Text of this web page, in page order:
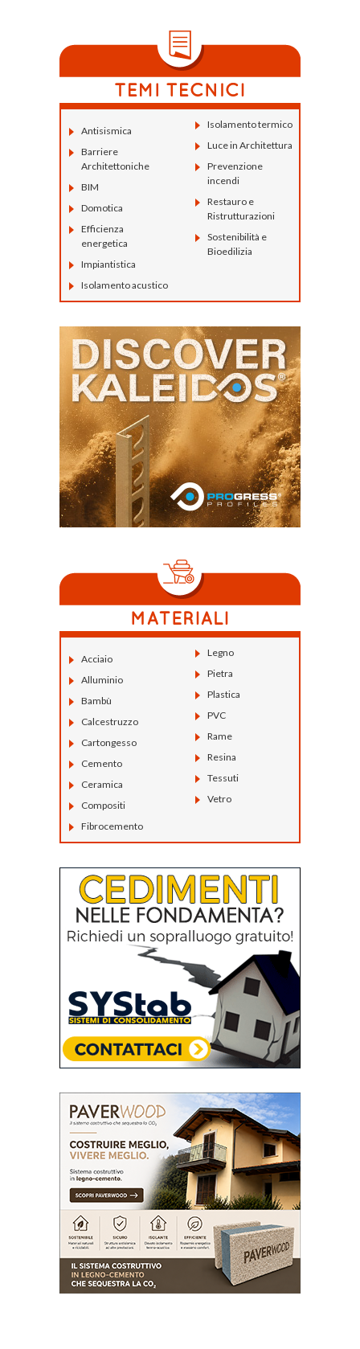
Antisismica
Barriere
Architettoniche
BIM
Domotica
Efficienza
energetica
Impiantistica
Isolamento acustico
Isolamento termico
Luce in Architettura
Prevenzione
incendi
Restauro e
Ristrutturazioni
Sostenibilità e
Bioedilizia
Acciaio
Alluminio
Bambù
Calcestruzzo
Cartongesso
Cemento
Ceramica
Compositi
Fibrocemento
Legno
Pietra
Plastica
PVC
Rame
Resina
Tessuti
Vetro